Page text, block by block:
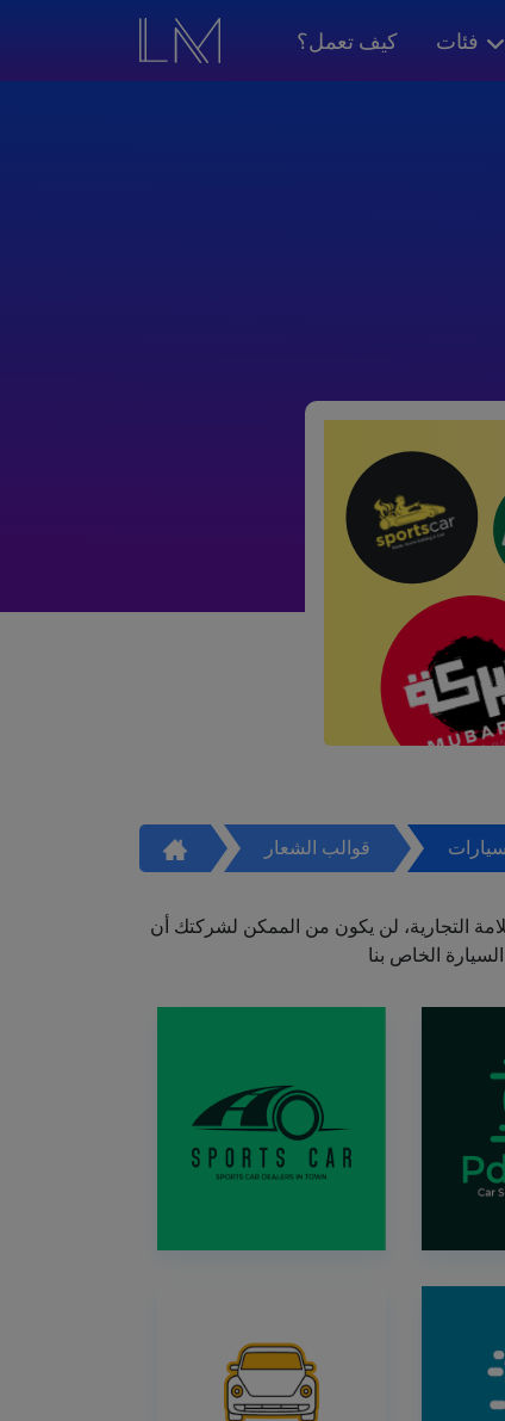
كيف تعمل؟ فئات
قوالب الشعار
التجارية، لن يكون من الممكن لشركتك أن